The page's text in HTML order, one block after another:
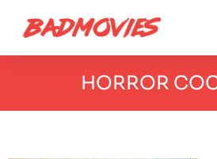
HORROR